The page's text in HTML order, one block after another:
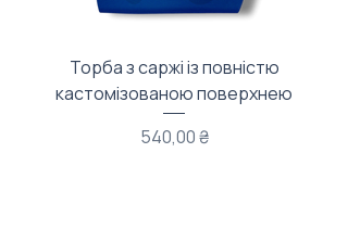
Торба з саржі із повністю
кастомізованою поверхнею
Цена
540,00 ₴